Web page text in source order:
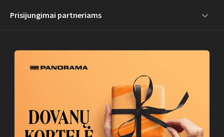
Prisijungimai partneriams